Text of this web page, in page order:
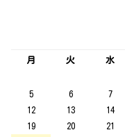
月 火 水
5
6 7
12
13 14
19
20 21